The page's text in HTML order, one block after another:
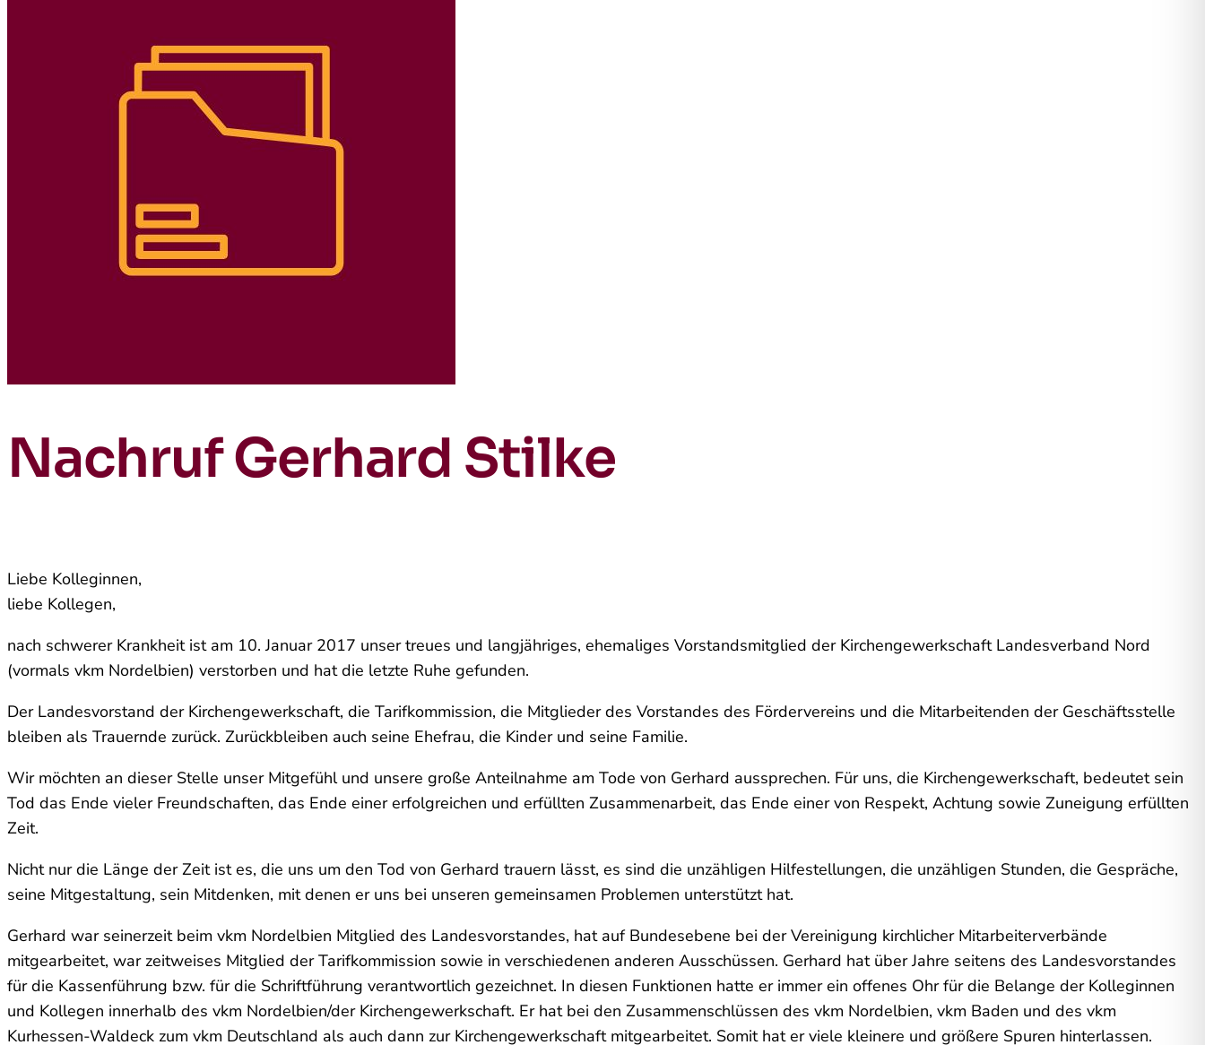
Nachruf Gerhard Stilke
Liebe Kolleginnen,
liebe Kollegen,
nach schwerer Krankheit ist am 10. Januar 2017 unser treues und langjähriges, ehemaliges Vorstandsmitglied der Kirchengewerkschaft Landesverband Nord
(vormals vkm Nordelbien) verstorben und hat die letzte Ruhe gefunden.
Der Landesvorstand der Kirchengewerkschaft, die Tarifkommission, die Mitglieder des Vorstandes des Fördervereins und die Mitarbeitenden der Geschäftsstelle
bleiben als Trauernde zurück. Zurückbleiben auch seine Ehefrau, die Kinder und seine Familie.
Wir möchten an dieser Stelle unser Mitgefühl und unsere große Anteilnahme am Tode von Gerhard aussprechen. Für uns, die Kirchengewerkschaft, bedeutet sein
Tod das Ende vieler Freundschaften, das Ende einer erfolgreichen und erfüllten Zusammenarbeit, das Ende einer von Respekt, Achtung sowie Zuneigung erfüllten
Zeit.
Nicht nur die Länge der Zeit ist es, die uns um den Tod von Gerhard trauern lässt, es sind die unzähligen Hilfestellungen, die unzähligen Stunden, die Gespräche,
seine Mitgestaltung, sein Mitdenken, mit denen er uns bei unseren gemeinsamen Problemen unterstützt hat.
Gerhard war seinerzeit beim vkm Nordelbien Mitglied des Landesvorstandes, hat auf Bundesebene bei der Vereinigung kirchlicher Mitarbeiterverbände
mitgearbeitet, war zeitweises Mitglied der Tarifkommission sowie in verschiedenen anderen Ausschüssen. Gerhard hat über Jahre seitens des Landesvorstandes
für die Kassenführung bzw. für die Schriftführung verantwortlich gezeichnet. In diesen Funktionen hatte er immer ein offenes Ohr für die Belange der Kolleginnen
und Kollegen innerhalb des vkm Nordelbien/der Kirchengewerkschaft. Er hat bei den Zusammenschlüssen des vkm Nordelbien, vkm Baden und des vkm
Kurhessen-Waldeck zum vkm Deutschland als auch dann zur Kirchengewerkschaft mitgearbeitet. Somit hat er viele kleinere und größere Spuren hinterlassen.